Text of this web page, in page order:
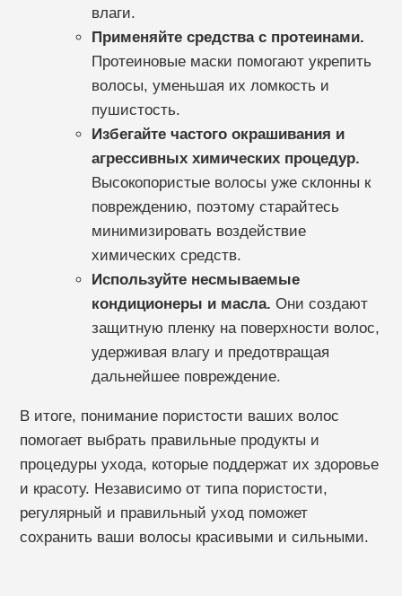
влаги.
Применяйте средства с протеинами.
Протеиновые маски помогают укрепить
волосы, уменьшая их ломкость и
пушистость.
Избегайте частого окрашивания и
агрессивных химических процедур.
Высокопористые волосы уже склонны к
повреждению, поэтому старайтесь
минимизировать воздействие
химических средств.
Используйте несмываемые
кондиционеры и масла. Они создают
защитную пленку на поверхности волос,
удерживая влагу и предотвращая
дальнейшее повреждение.
В итоге, понимание пористости ваших волос
помогает выбрать правильные продукты и
процедуры ухода, которые поддержат их здоровье
и красоту. Независимо от типа пористости,
регулярный и правильный уход поможет
сохранить ваши волосы красивыми и сильными.